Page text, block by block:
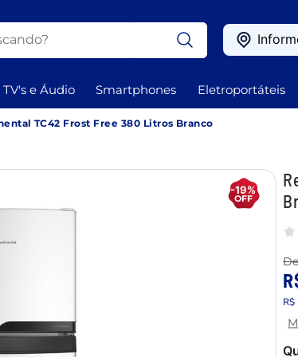
TV's e Áudio Smartphones Eletroportáteis
TC42 Frost Free 380 Litros Branco
-19%
R$